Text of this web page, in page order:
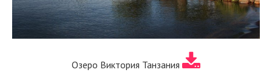
Озеро Виктория Танзания